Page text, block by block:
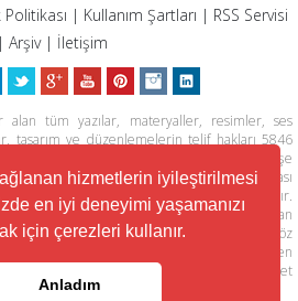
hizmetlerin iyileştirilmesi
en iyi deneyimi yaşamanızı
için çerezleri kullanır.
Anladım
Politikası | Kullanım Şartları | RSS Servisi
| Arşiv| İletişim
alan tüm yazılar, materyaller, resimler, ses
tasarım ve düzenlemelerin telif hakları 5846
ile korunmaktadır. Her türlü haber, köşe
izinsiz ve kaynak belirtilmeksizin kopyalanması
yasal hakları tarafımızca saklı tutulmaktadır.
ve köşe yazılarına yapılan yorumlardan
Basın Meslek İlkelerine uymaya söz
sitelere yönlendiren linklerin içeriklerinden
tutulamaz. KuzeyHaber.com sadece internet